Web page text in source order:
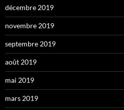
décembre 2019
novembre 2019
septembre 2019
août 2019
mai 2019
mars 2019